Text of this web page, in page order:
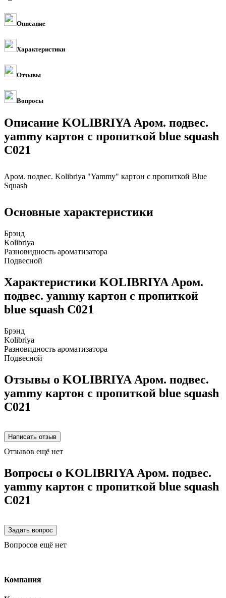
Описание
Характеристики
Отзывы
Вопросы
Описание KOLIBRIYA Аром. подвес.
yammy картон с пропиткой blue squash
C021
Аром. подвес. Kolibriya "Yammy" картон с пропиткой Blue
Squash
Основные характеристики
Брэнд
Kolibriya
Разновидность ароматизатора
Подвесной
Характеристики KOLIBRIYA Аром.
подвес. yammy картон с пропиткой
blue squash C021
Брэнд
Kolibriya
Разновидность ароматизатора
Подвесной
Отзывы о KOLIBRIYA Аром. подвес.
yammy картон с пропиткой blue squash
C021
Отзывов ещё нет
Вопросы о KOLIBRIYA Аром. подвес.
yammy картон с пропиткой blue squash
C021
Вопросов ещё нет
Компания